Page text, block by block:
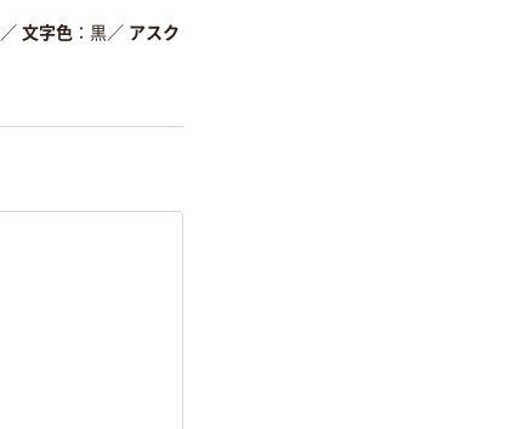
削減
／ 文字色 黒／ アスク